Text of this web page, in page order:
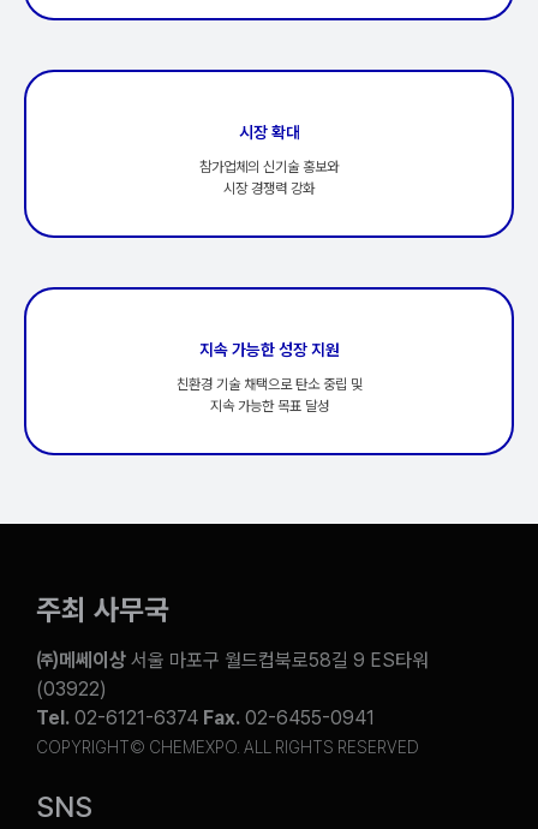
시장 확대
참가업체의 신기술 홍보와
시장 경쟁력 강화
지속 가능한 성장 지원
친환경 기술 채택으로 탄소 중립 및
지속 가능한 목표 달성
주최 사무국
㈜메쎄이상서울 마포구 월드컵북로58길 9 ES타워
(03922)
Tel.02-6121-6374 Fax.02-6455-0941
COPYRIGHT© CHEMEXPO. ALL RIGHTS RESERVED
SNS